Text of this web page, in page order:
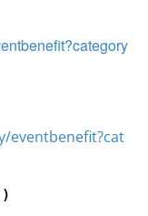
eventbenefit?cat
)